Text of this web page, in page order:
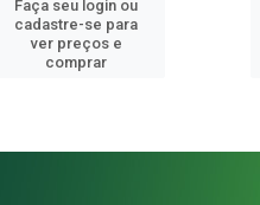
Faça seu login ou
cadastre-se para
ver preços e
comprar